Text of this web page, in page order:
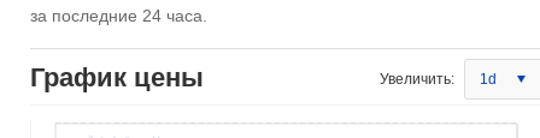
за последние 24 часа.
График цены Увеличить: 1d